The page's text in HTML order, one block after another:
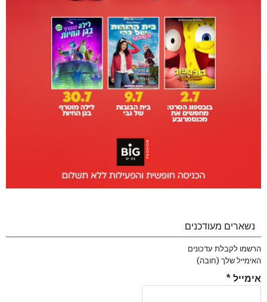
נשארים מעודכנים
הרשמו לקבלת עדכונים
האימייל שלך (חובה)
אימייל *